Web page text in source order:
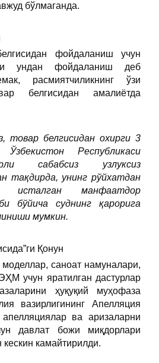
бўлмаганда.
фойдаланиш учун
ундан фойдаланиш деб
расмиятчиликнинг ўзи
белгисидан амалиётда
товар белгисидан охирги 3
Республикаси
сабабсиз узлуксиз
тақдирда, унинг рўйхатдан
исталган манфаатдор
бўйича суднинг қарорига
мумкин.
Қонун
саноат намуналари,
учун яратилган дастурлар
ҳуқуқий муҳофаза
вазирлигининг Aпелляция
ва аризаларни
давлат божи миқдорлари
камайтирилди.